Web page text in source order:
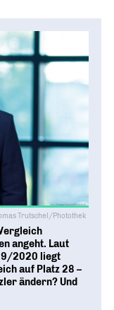
Trutschel/Photothek
angeht. Laut
2020 liegt
auf Platz 28 –
ändern? Und